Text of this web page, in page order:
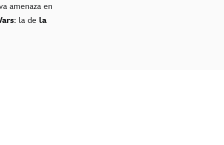
amenaza en
: la de la